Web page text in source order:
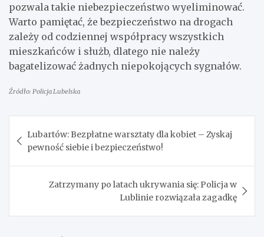
pozwala takie niebezpieczeństwo wyeliminować.
Warto pamiętać, że bezpieczeństwo na drogach
zależy od codziennej współpracy wszystkich
mieszkańców i służb, dlatego nie należy
bagatelizować żadnych niepokojących sygnałów.
Źródło: Policja Lubelska
wpisu
Lubartów: Bezpłatne warsztaty dla kobiet – Zyskaj
pewność siebie i bezpieczeństwo!
Zatrzymany po latach ukrywania się: Policja w
Lublinie rozwiązała zagadkę